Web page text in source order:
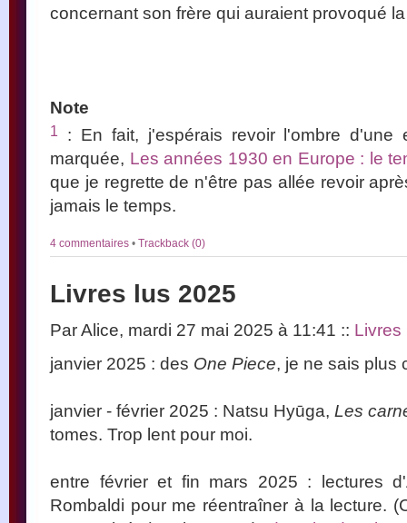
concernant son frère qui auraient provoqué
Note
1
: En fait, j'espérais revoir l'ombre d'une
marquée, Les années 1930 en Europe : le
que je regrette de n'être pas allée revoir
jamais le temps.
4 commentaires • Trackback (0)
Livres lus 2025
Par Alice, mardi 27 mai 2025 à 11:41 :: Livres
janvier 2025 : des One Piece, je ne sais plus
janvier - février 2025 : Natsu Hyūga, Les
tomes. Trop lent pour moi.
entre février et fin mars 2025 : lectures
Rombaldi pour me réentraîner à la lecture.